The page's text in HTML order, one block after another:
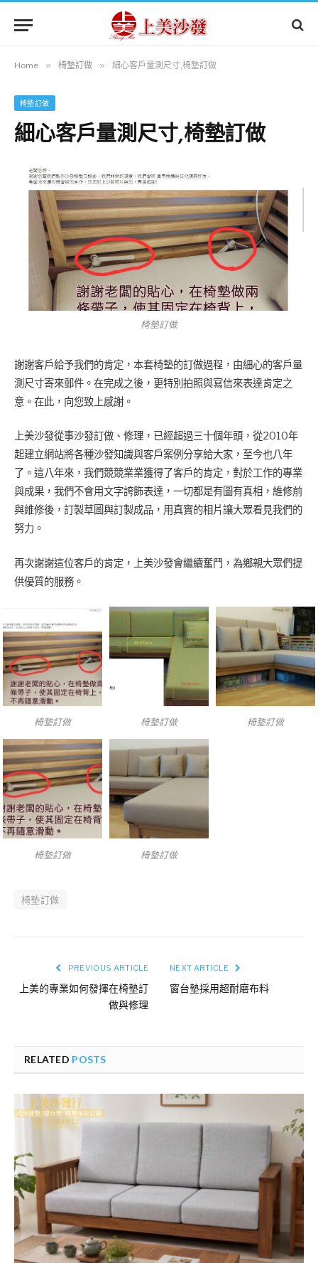
Home » 椅墊訂做 » 細心客戶量測尺寸,椅墊訂做
椅墊訂做
細心客戶量測尺寸,椅墊訂做
椅墊訂做
謝謝客戶給予我們的肯定，本套椅墊的訂做過程，由細心的客戶量
測尺寸寄來郵件。在完成之後，更特別拍照與寫信來表達肯定之
意。在此，向您致上感謝。
上美沙發從事沙發訂做、修理，已經超過三十個年頭，從2010年
起建立網站將各種沙發知識與客戶案例分享給大家，至今也八年
了。這八年來，我們競競業業獲得了客戶的肯定，對於工作的專業
與成果，我們不會用文字誇飾表達，一切都是有圖有真相，維修前
與維修後，訂製草圖與訂製成品，用真實的相片讓大眾看見我們的
努力。
再次謝謝這位客戶的肯定，上美沙發會繼續奮鬥，為鄉親大眾們提
供優質的服務。
椅墊訂做 椅墊訂做 椅墊訂做
椅墊訂做 椅墊訂做
椅墊訂做
PREVIOUS ARTICLE
上美的專業如何發揮在椅墊訂
做與修理
NEXT ARTICLE
窗台墊採用超耐磨布料
RELATED POSTS